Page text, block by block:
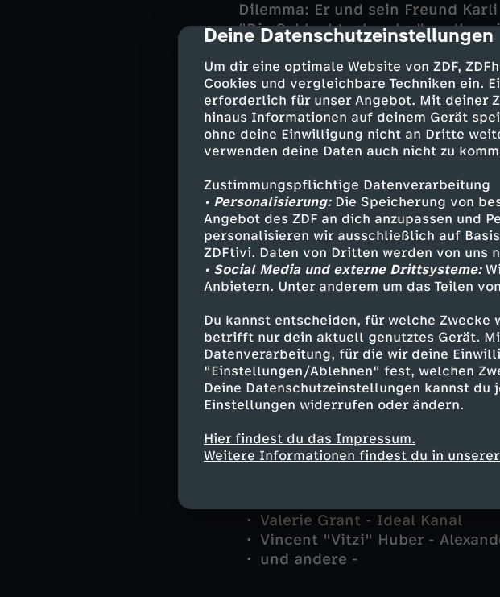
cmp-dialog-description
Deine Datenschutzeinstellungen
Um dir eine optimale Website von ZDF,
Cookies und vergleichbare Techniken ein.
erforderlich für unser Angebot. Mit deiner
hinaus Informationen auf deinem Gerät
ohne deine Einwilligung nicht an Dritte
verwenden deine Daten auch nicht zu
Zustimmungspflichtige Datenverarbeitung
• Personalisierung:Die Speicherung von
Angebot des ZDF an dich anzupassen und
personalisieren wir ausschließlich auf
ZDFtivi. Daten von Dritten werden von uns
• Social Media und externe Drittsysteme:
Anbietern. Unter anderem um das Teilen
Du kannst entscheiden, für welche
betrifft nur dein aktuell genutztes Gerät.
Datenverarbeitung, für die wir deine
"Einstellungen/Ablehnen" fest, welchen
Deine Datenschutzeinstellungen kannst
Einstellungen widerrufen oder ändern.
Hier findest du das Impressum.
Weitere Informationen findest du in
Dilemma: Er und sein Freund
"Die Schluchtenkraxler", wollen
müssen sie das jedoch geheim
Band ein Verhältnis hatte. Hilde
jedoch nicht so leicht hinters
ihrerseits eine Lektion.
Darsteller
Anton Stadler - Dieter Fischer
Julia Beck - Michaela
Michael Mohr - Max Müller
Marie Hofer - Karin Thaler
Jo Caspar - Christian K.
Daniel Donato - Paul Brusa
Marianne Grasegger - Ursula
Christin Lange - Sarah Thonig
Dominik Meis - Younes Tissinte
Hannes Winkler - Steffen Wolf
Karli Schlickenrieder - Gerhard
Anna Schlickenrieder -
Valerie Grant - Ideal Kanal
Vincent "Vitzi" Huber -
und andere -